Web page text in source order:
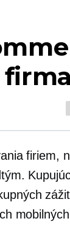
firiem,